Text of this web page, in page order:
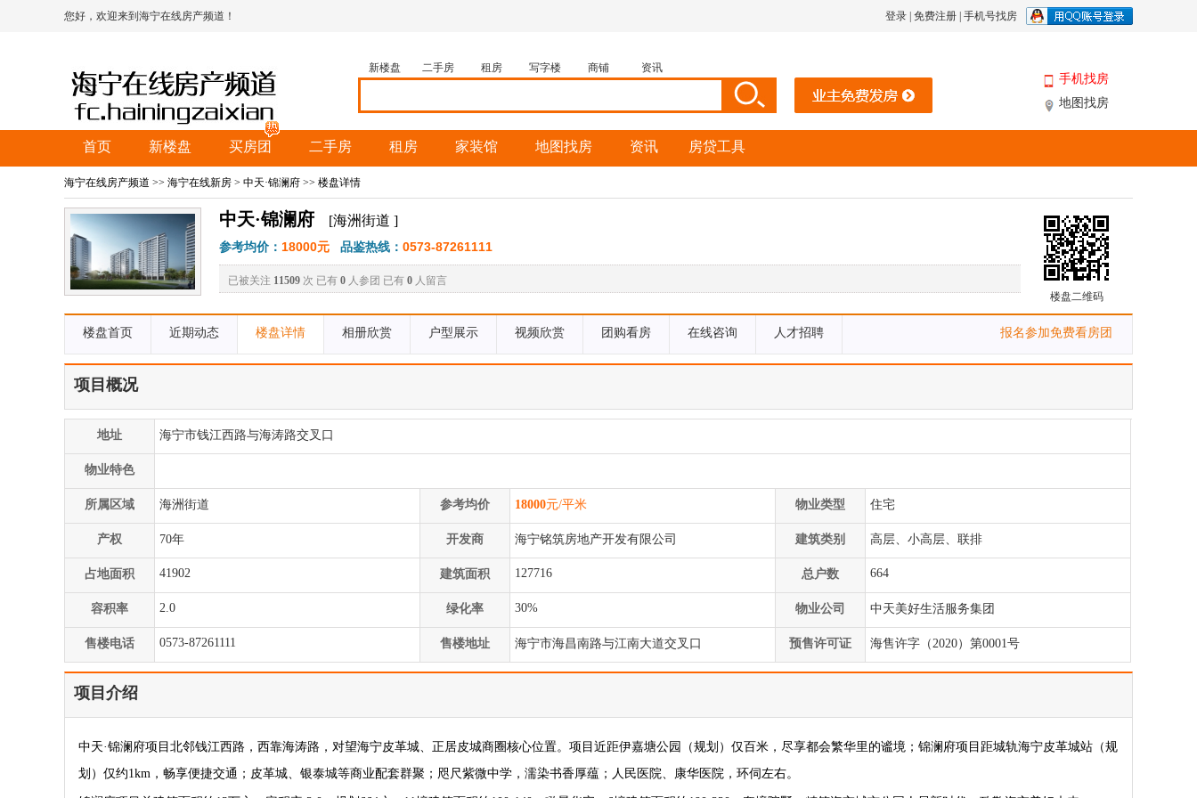
您好，欢迎来到海宁在线房产频道！ 登录 免费注册 手机号找房
新楼盘 二手房 租房 写字楼 商铺 资讯
手机找房
地图找房
首页 新楼盘 买房团 二手房 租房 家装馆 地图找房 资讯 房贷工具
海宁在线房产频道 >> 海宁在线新房 > 中天·锦澜府 >> 楼盘详情
中天·锦澜府 [海洲街道 ]
参考均价： 18000元 品鉴热线： 0573-87261111
已被关注 11509 次 已有 0 人参团 已有 0 人留言
楼盘二维码
楼盘首页 近期动态 楼盘详情 相册欣赏 户型展示 视频欣赏 团购看房 在线咨询 人才招聘 报名参加免费看房团
项目概况
地址 海宁市钱江西路与海涛路交叉口
物业特色
所属区域 海洲街道 参考均价 18000元/平米 物业类型 住宅
产权 70年 开发商 海宁铭筑房地产开发有限公司 建筑类别 高层、小高层、联排
占地面积 41902 建筑面积 127716 总户数 664
容积率 2.0 绿化率 30% 物业公司 中天美好生活服务集团
售楼电话 0573-87261111 售楼地址 海宁市海昌南路与江南大道交叉口 预售许可证 海售许字（2020）第0001号
项目介绍
中天·锦澜府项目北邻钱江西路，西靠海涛路，对望海宁皮革城、正居皮城商圈核心位置。项目近距伊嘉塘公园（规划）仅百米，尽享都会繁华里的谧境；锦澜府项目距城轨海宁皮革城站（规
划）仅约1km，畅享便捷交通；皮革城、银泰城等商业配套群聚；咫尺紫微中学，濡染书香厚蕴；人民医院、康华医院，环伺左右。